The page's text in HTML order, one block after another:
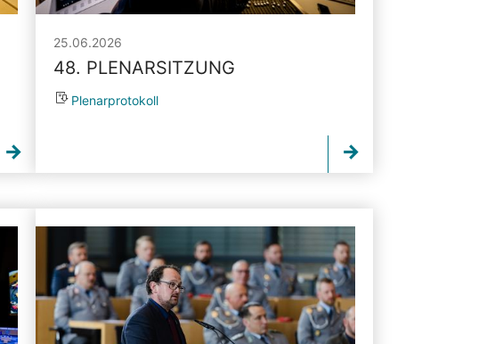
25.06.2026
48. PLENARSITZUNG
Plenarprotokoll